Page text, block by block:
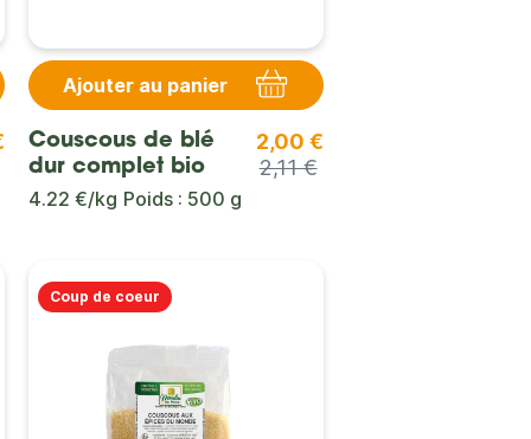
Ajouter au panier
Couscous de blé
dur complet bio
2,00 €
2,11 €
4.22 €/kg Poids : 500 g
Coup de coeur